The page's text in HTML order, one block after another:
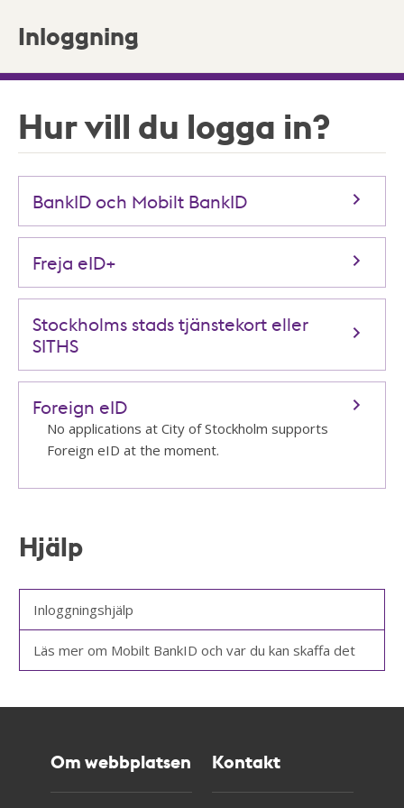
Inloggning
Hur vill du logga in?
BankID och Mobilt BankID
Freja eID+
Stockholms stads tjänstekort eller
SITHS
Foreign eID
No applications at City of Stockholm supports
Foreign eID at the moment.
Hjälp
Inloggningshjälp
Läs mer om Mobilt BankID och var du kan skaffa det
Om webbplatsen Kontakt